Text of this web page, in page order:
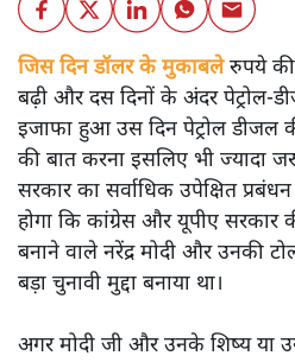
जिस दिन डॉलर के मुकाबलेरुपये की
बढ़ी और दस दिनों के अंदर पेट्रोल-
इजाफा हुआ उस दिन पेट्रोल डीजल
की बात करना इसलिए भी ज्यादा
सरकार का सर्वाधिक उपेक्षित
होगा कि कांग्रेस और यूपीए सरकार
बनाने वाले नरेंद्र मोदी और उनकी
बड़ा चुनावी मुद्दा बनाया था।
अगर मोदी जी और उनके शिष्य या